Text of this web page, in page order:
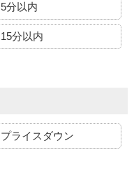
5分以内
15分以内
プライスダウン